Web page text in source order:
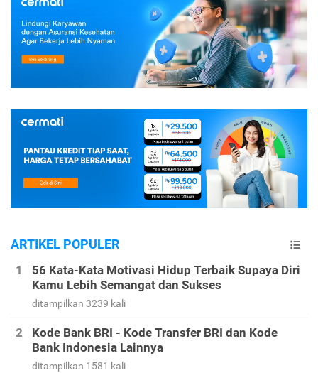
ARTIKEL POPULER
56 Kata-Kata Motivasi Hidup Terbaik Supaya Diri
Kamu Lebih Semangat dan Sukses
ditampilkan 3239 kali
Kode Bank BRI - Kode Transfer BRI dan Kode
Bank Indonesia Lainnya
ditampilkan 1581 kali